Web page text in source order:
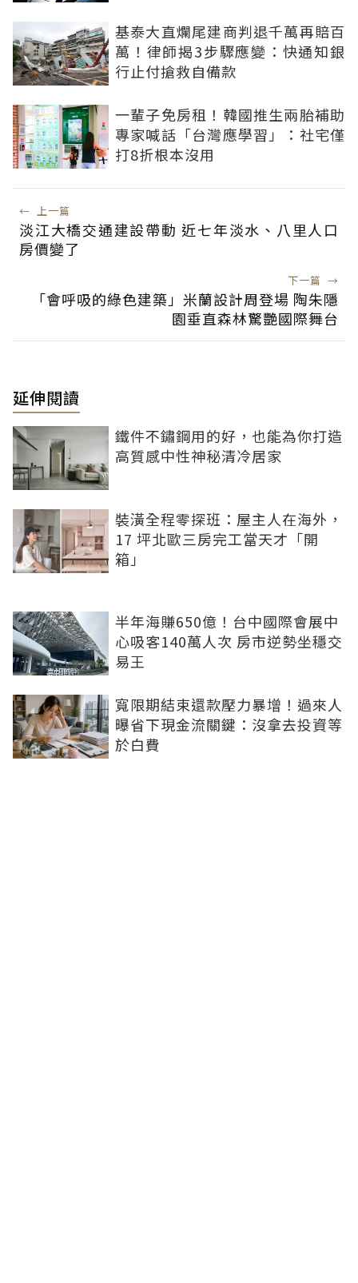
基泰大直爛尾建商判退千萬再賠百
萬！律師揭3步驟應變：快通知銀
行止付搶救自備款
一輩子免房租！韓國推生兩胎補助
專家喊話「台灣應學習」：社宅僅
打8折根本沒用
← 上一篇
淡江大橋交通建設帶動 近七年淡水、八里人口
房價變了
下一篇 →
「會呼吸的綠色建築」米蘭設計周登場 陶朱隱
園垂直森林驚艷國際舞台
延伸閱讀
鐵件不鏽鋼用的好，也能為你打造
高質感中性神秘清冷居家
裝潢全程零探班：屋主人在海外，
17 坪北歐三房完工當天才「開
箱」
半年海賺650億！台中國際會展中
心吸客140萬人次 房市逆勢坐穩交
易王
寬限期結束還款壓力暴增！過來人
曝省下現金流關鍵：沒拿去投資等
於白費